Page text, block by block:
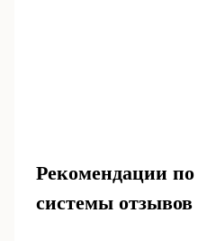
Рекомендации
системы отзывов